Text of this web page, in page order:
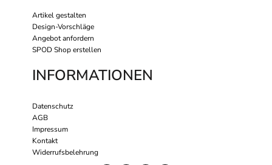
Artikel gestalten
Design-Vorschläge
Angebot anfordern
SPOD Shop erstellen
INFORMATIONEN
Datenschutz
AGB
Impressum
Kontakt
Widerrufsbelehrung